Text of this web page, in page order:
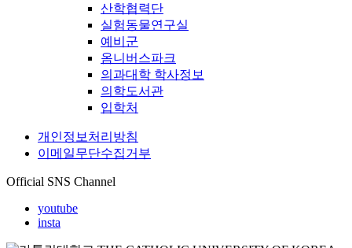
산학협력단
실험동물연구실
예비군
옴니버스파크
의과대학 학사정보
의학도서관
입학처
개인정보처리방침
이메일무단수집거부
Official SNS Channel
youtube
insta